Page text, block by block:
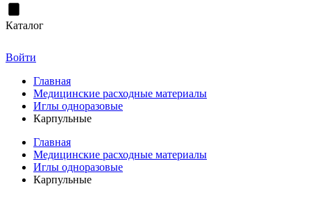
Каталог
Войти
Главная
Медицинские расходные материалы
Иглы одноразовые
Карпульные
Главная
Медицинские расходные материалы
Иглы одноразовые
Карпульные